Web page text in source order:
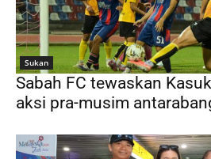
Sukan
Sabah FC tewaskan
aksi pra-musim